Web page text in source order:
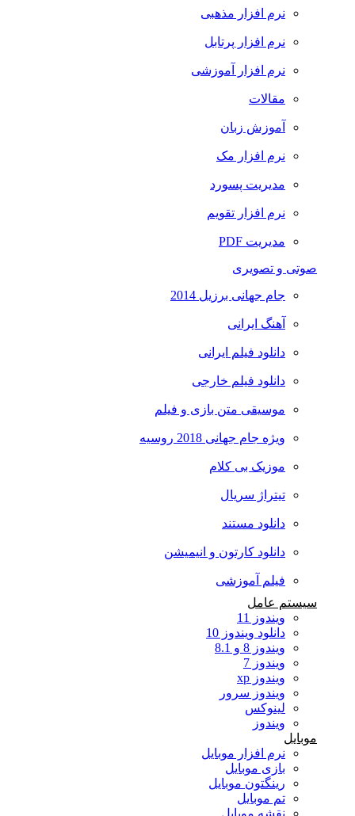
نرم افزار مذهبی
نرم افزار پرتابل
نرم افزار آموزشی
مقالات
آموزش زبان
نرم افزار مک
مدیریت پسورد
نرم افزار تقویم
مدیریت PDF
صوتی و تصویری
جام جهانی برزیل 2014
آهنگ ایرانی
دانلود فیلم ایرانی
دانلود فیلم خارجی
موسیقی متن بازی و فیلم
ویژه جام جهانی 2018 روسیه
موزیک بی کلام
تیتراژ سریال
دانلود مستند
دانلود کارتون و انیمیشن
فیلم آموزشی
سیستم عامل
ویندوز 11
دانلود ویندوز 10
ویندوز 8 و 8.1
ویندوز 7
ویندوز xp
ویندوز سرور
لینوکس
ویندوز
نرم افزار موبایل
بازی موبایل
رینگتون موبایل
تم موبایل
نقشه موبایل